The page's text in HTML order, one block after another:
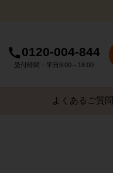
0120-004-844
受付時間：平日9:00～18:00
よくあるご質問